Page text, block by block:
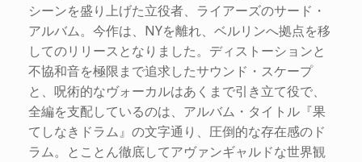
シーンを盛り上げた立役者、ライアーズのサード・
アルバム。今作は、NYを離れ、ベルリンへ拠点を移
してのリリースとなりました。ディストーションと
不協和音を極限まで追求したサウンド・スケープ
と、呪術的なヴォーカルはあくまで引き立て役で、
全編を支配しているのは、アルバム・タイトル『果
てしなきドラム』の文字通り、圧倒的な存在感のド
ラム。とことん徹底してアヴァンギャルドな世界観